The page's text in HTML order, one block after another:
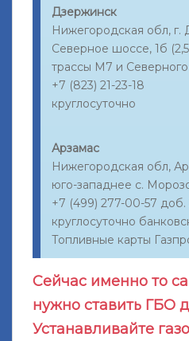
Дзержинск
Нижегородская обл, г.
Северное шоссе, 1б
трассы М7 и
+7 (823) 21-23-18
круглосуточно
Арзамас
Нижегородская обл,
юго-западнее с.
+7 (499) 277-00-57 доб.
круглосуточно
Топливные карты
Сейчас именно то
нужно ставить ГБО
Устанавливайте